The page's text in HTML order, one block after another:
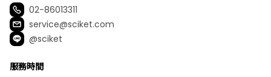
02-86013311
service@sciket.com
@sciket
服務時間